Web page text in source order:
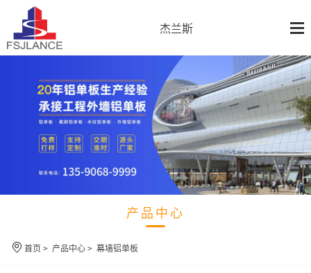
杰兰斯
产品中心
首页> 产品中心> 幕墙铝单板